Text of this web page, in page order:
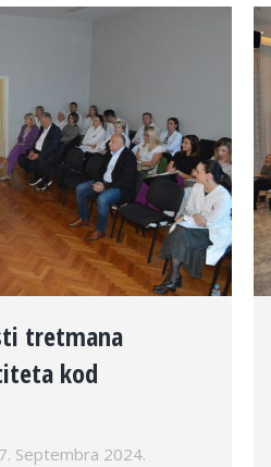
tretmana
kod
Septembra 2024.